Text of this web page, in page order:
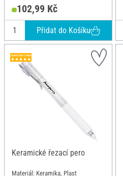
102,99 Kč
Přidat do Košíku
Keramické řezací pero
Materiál: Keramika, Plast